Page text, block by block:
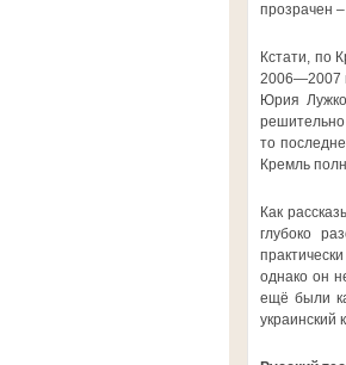
прозрачен
Кстати, по
2006—2007
Юрия
решительно
то
Кремль
Как
глубоко
однако он
ещё были
украинский